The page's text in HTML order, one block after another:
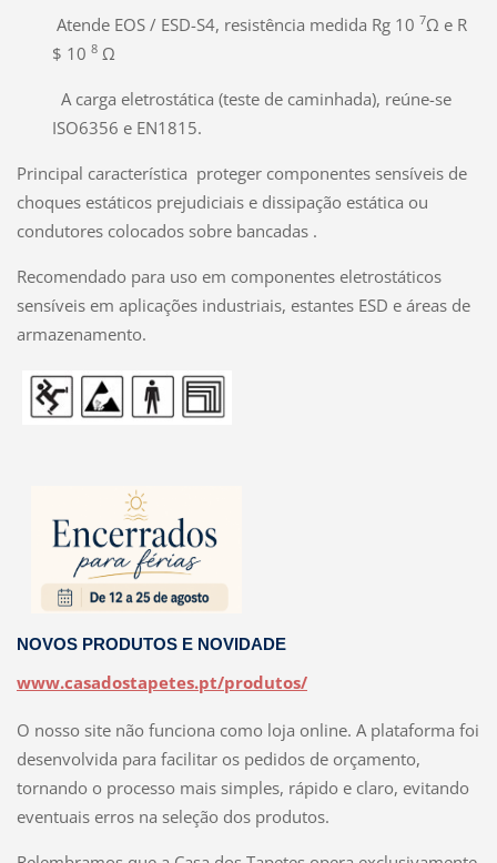
Atende EOS / ESD-S4, resistência medida Rg 10 7Ω e R
$ 10 8Ω
A carga eletrostática (teste de caminhada), reúne-se
ISO6356 e EN1815.
Principal característica proteger componentes sensíveis de
choques estáticos prejudiciais e dissipação estática ou
condutores colocados sobre bancadas .
Recomendado para uso em componentes eletrostáticos
sensíveis em aplicações industriais, estantes ESD e áreas de
armazenamento.
NOVOS PRODUTOS E NOVIDADE
www.casadostapetes.pt/produtos/
O nosso site não funciona como loja online. A plataforma foi
desenvolvida para facilitar os pedidos de orçamento,
tornando o processo mais simples, rápido e claro, evitando
eventuais erros na seleção dos produtos.